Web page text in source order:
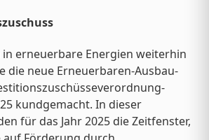
erneuerbare Energien weiterhin
die neue Erneuerbaren-Ausbau-
kundgemacht. In dieser
für das Jahr 2025 die Zeitfenster,